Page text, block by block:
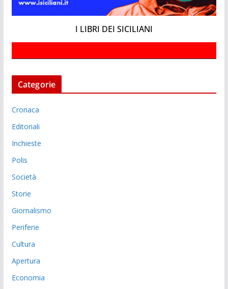
I LIBRI DEI SICILIANI
Categorie
Cronaca
Editoriali
Inchieste
Polis
Società
Storie
Giornalismo
Periferie
Cultura
Apertura
Economia